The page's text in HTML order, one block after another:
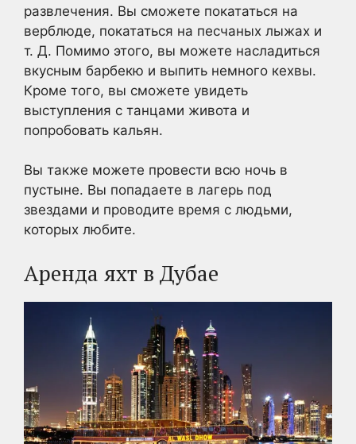
развлечения. Вы сможете покататься на
верблюде, покататься на песчаных лыжах и
т. Д. Помимо этого, вы можете насладиться
вкусным барбекю и выпить немного кехвы.
Кроме того, вы сможете увидеть
выступления с танцами живота и
попробовать кальян.
Вы также можете провести всю ночь в
пустыне. Вы попадаете в лагерь под
звездами и проводите время с людьми,
которых любите.
Аренда яхт в Дубае